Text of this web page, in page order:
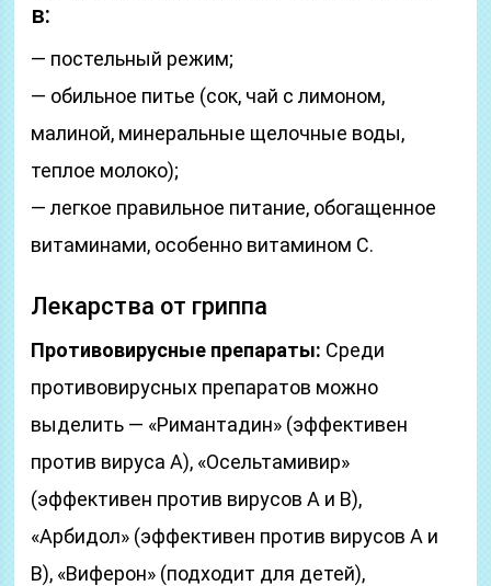
в:
— постельный режим;
— обильное питье (сок, чай с лимоном,
малиной, минеральные щелочные воды,
теплое молоко);
— легкое правильное питание, обогащенное
витаминами, особенно витамином C.
Лекарства от гриппа
Противовирусные препараты: Среди
противовирусных препаратов можно
выделить — «Римантадин» (эффективен
против вируса А), «Осельтамивир»
(эффективен против вирусов А и В),
«Арбидол» (эффективен против вирусов А и
В), «Виферон» (подходит для детей),